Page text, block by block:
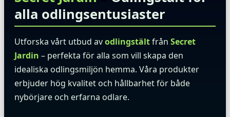
alla odlingsentusiaster
Utforska vårt utbud avodlingstältfrån Secret
Jardin – perfekta för alla som vill skapa den
idealiska odlingsmiljön hemma. Våra produkter
erbjuder hög kvalitet och hållbarhet för både
nybörjare och erfarna odlare.